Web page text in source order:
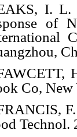
I. L.
of
Co, New
Technol.